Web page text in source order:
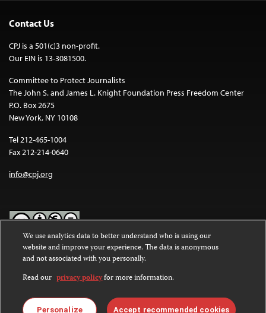
Contact Us
CPJ is a 501(c)3 non-profit.
Our EIN is 13-3081500.
Committee to Protect Journalists
The John S. and James L. Knight Foundation Press Freedom Center
P.O. Box 2675
New York, NY 10108
Tel 212-465-1004
Fax 212-214-0640
info@cpj.org
Except where noted, text on this website is licensed under a
Commons Attribution-NonCommercial-NoDerivatives 4.0
International License.
Images and other media are not covered by the Creative Commons
license. For more information about permissions, see ourFAQs
We use analytics data to better understand who is using our
website and improve your experience. The data is anonymous
and not associated with you personally.
Read our privacy policyfor more information.
Personalize Accept recommended cookies